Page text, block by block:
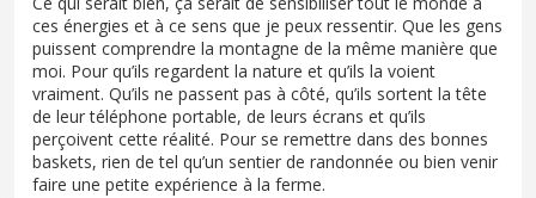
ces énergies et à ce sens que je peux ressentir. Que les gens
puissent comprendre la montagne de la même manière que
moi. Pour qu’ils regardent la nature et qu’ils la voient
vraiment. Qu’ils ne passent pas à côté, qu’ils sortent la tête
de leur téléphone portable, de leurs écrans et qu’ils
perçoivent cette réalité. Pour se remettre dans des bonnes
baskets, rien de tel qu’un sentier de randonnée ou bien venir
faire une petite expérience à la ferme.